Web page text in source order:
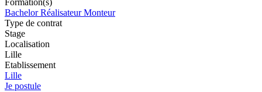
Formation(s)
Bachelor Réalisateur Monteur
Type de contrat
Stage
Localisation
Lille
Etablissement
Lille
Je postule